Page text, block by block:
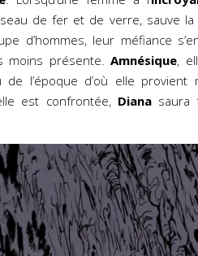
de fer et de verre, sauve
d’hommes, leur méfiance
moins présente. Amnésique,
de l’époque d’où elle provient
est confrontée, Dianasaura